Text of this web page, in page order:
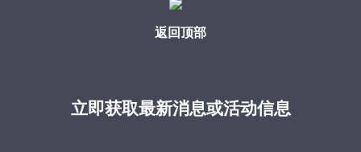
返回顶部
立即获取最新消息或活动信息